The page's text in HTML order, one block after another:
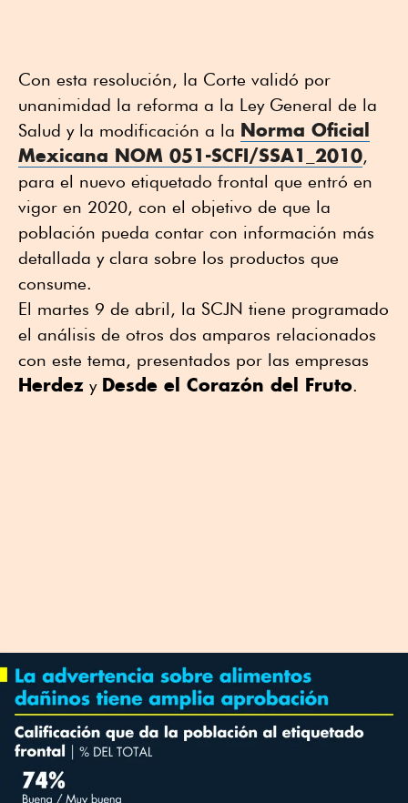
Con esta resolución, la Corte validó por
unanimidad la reforma a la Ley General de la
Salud y la modificación a la Norma Oficial
Mexicana NOM 051-SCFI/SSA1_2010,
para el nuevo etiquetado frontal que entró en
vigor en 2020, con el objetivo de que la
población pueda contar con información más
detallada y clara sobre los productos que
consume.
El martes 9 de abril, la SCJN tiene programado
el análisis de otros dos amparos relacionados
con este tema, presentados por las empresas
Herdez y Desde el Corazón del Fruto.